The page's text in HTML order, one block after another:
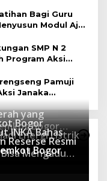
Bagi Guru
Modul Ajar
SMP N 2
Program Aksi
Pamuji
Janaka
yang
Bogor
Bogor
Energi Listrik
INKA Bahas
Reserse Resmi
Mengadu
Bogor